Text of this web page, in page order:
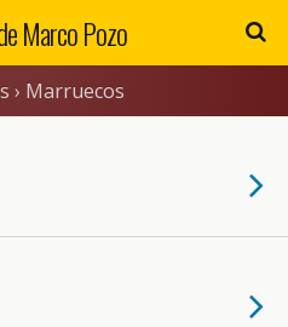
Marco Pozo
› Marruecos